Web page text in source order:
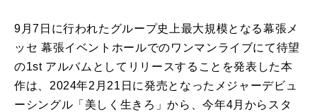
9月7日に行われたグループ史上最大規模となる幕張メ
ッセ 幕張イベントホールでのワンマンライブにて待望
の1st アルバムとしてリリースすることを発表した本
作は、2024年2月21日に発売となったメジャーデビュ
ーシングル「美しく生きろ」から、今年4月からスタ